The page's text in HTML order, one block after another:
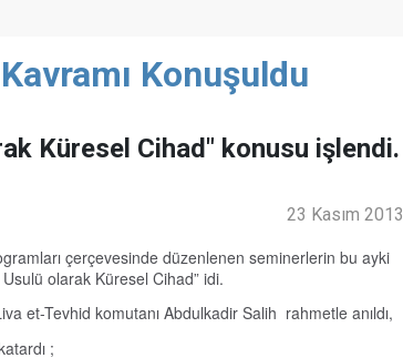
Konuşuldu
Küresel Cihad" konusu işlendi.
23 Kasım 2013
çerçevesinde düzenlenen seminerlerin bu ayki
olarak Küresel Cihad” idi.
et-Tevhid komutanı Abdulkadir Salih rahmetle anıldı,
;